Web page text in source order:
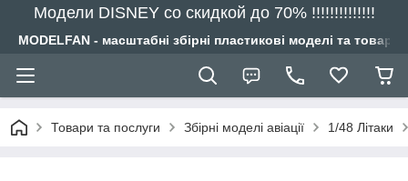
Модели DISNEY со скидкой до 70% !!!!!!!!!!!!!!
MODELFAN - масштабні збірні пластикові моделі та
Товари та послуги Збірні моделі авіації 1/48 Літаки